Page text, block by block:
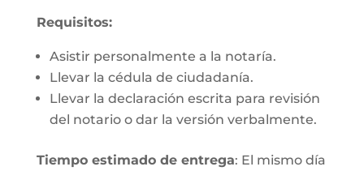
Requisitos:
Asistir personalmente a la notaría.
Llevar la cédula de ciudadanía.
Llevar la declaración escrita para revisión
del notario o dar la versión verbalmente.
Tiempo estimado de entrega: El mismo día